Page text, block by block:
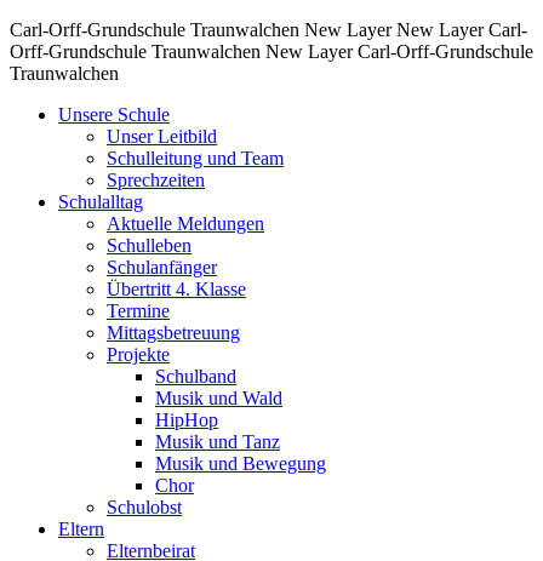
Carl-Orff-Grundschule Traunwalchen New Layer New Layer Carl-
Orff-Grundschule Traunwalchen New Layer Carl-Orff-Grundschule
Traunwalchen
Unsere Schule
Unser Leitbild
Schulleitung und Team
Sprechzeiten
Schulalltag
Aktuelle Meldungen
Schulleben
Schulanfänger
Übertritt 4. Klasse
Termine
Mittagsbetreuung
Projekte
Schulband
Musik und Wald
HipHop
Musik und Tanz
Musik und Bewegung
Chor
Schulobst
Eltern
Elternbeirat